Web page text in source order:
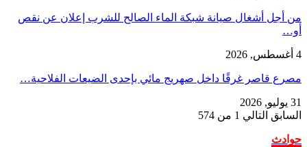
من أجل أشغال صيانة شبكة الماء الصالح للشرب إعلان عن نقص
أو…
4 أغسطس, 2026
مصرع قاصر غرقًا داخل صهريج مائي بإحدى الضيعات الفلاحية…
31 يوليو, 2026
السابق التالي 1 من 574
حوادث